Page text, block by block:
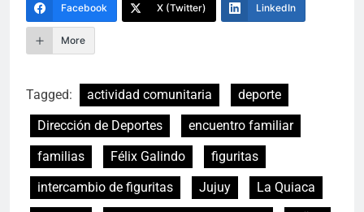
Facebook X (Twitter) LinkedIn
More
Tagged: actividad comunitaria
deporte
Dirección de Deportes
encuentro familiar
familias
Félix Galindo
figuritas
intercambio de figuritas
Jujuy
La Quiaca